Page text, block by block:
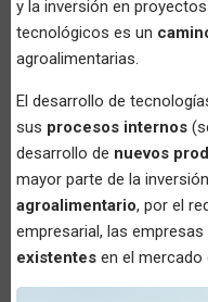
y la inversión en
tecnológicos es un
agroalimentarias.
El desarrollo de
sus procesos internos
desarrollo de nuevos
mayor parte de la
agroalimentario, por el
empresarial, las
existentes en el mercado